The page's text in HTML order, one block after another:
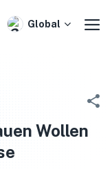
Global
Wollen